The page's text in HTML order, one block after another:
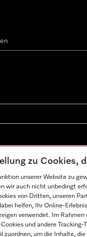
Datenschutz
zu Cookies,
unserer Website zu
wir auch nicht unbedingt
von Dritten, unseren
helfen, Ihr Online-
verwendet. Im
und andere
zuordnen, um die Inhalte,